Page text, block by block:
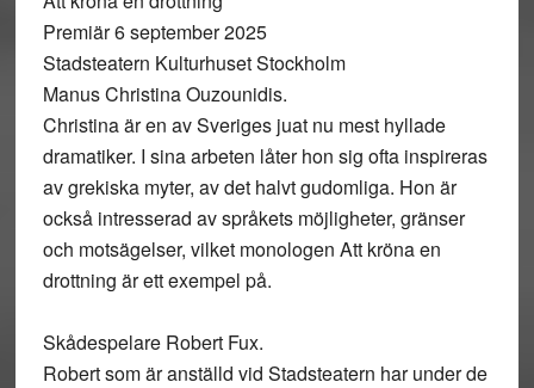
Premiär 6 september 2025
Stadsteatern Kulturhuset Stockholm
Manus Christina Ouzounidis.
Christina är en av Sveriges juat nu mest hyllade
dramatiker. I sina arbeten låter hon sig ofta inspireras
av grekiska myter, av det halvt gudomliga. Hon är
också intresserad av språkets möjligheter, gränser
och motsägelser, vilket monologen Att kröna en
drottning är ett exempel på.
Skådespelare Robert Fux.
Robert som är anställd vid Stadsteatern har under de